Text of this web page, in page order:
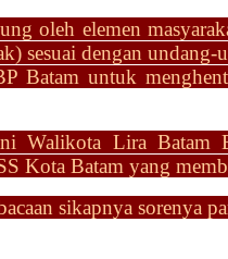
oleh elemen
sesuai dengan undang-
Batam untuk
Walikota Lira Batam
Kota Batam yang
sikapnya sorenya